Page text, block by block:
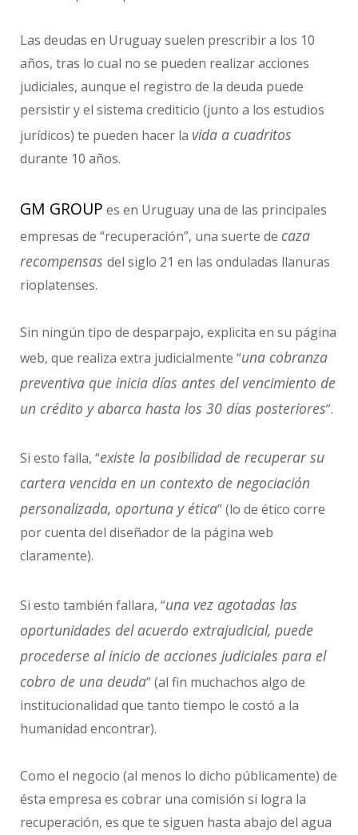
Las deudas en Uruguay suelen prescribir a los 10
años, tras lo cual no se pueden realizar acciones
judiciales, aunque el registro de la deuda puede
persistir y el sistema crediticio (junto a los estudios
jurídicos) te pueden hacer la vida a cuadritos
durante 10 años.
GM GROUP es en Uruguay una de las principales
empresas de “recuperación”, una suerte de caza
recompensas del siglo 21 en las onduladas llanuras
rioplatenses.
Sin ningún tipo de desparpajo, explicita en su página
web, que realiza extra judicialmente “una cobranza
preventiva que inicia días antes del vencimiento de
un crédito y abarca hasta los 30 días posteriores”.
Si esto falla, “existe la posibilidad de recuperar su
cartera vencida en un contexto de negociación
personalizada, oportuna y ética” (lo de ético corre
por cuenta del diseñador de la página web
claramente).
Si esto también fallara, “una vez agotadas las
oportunidades del acuerdo extrajudicial, puede
procederse al inicio de acciones judiciales para el
cobro de una deuda” (al fin muchachos algo de
institucionalidad que tanto tiempo le costó a la
humanidad encontrar).
Como el negocio (al menos lo dicho públicamente) de
ésta empresa es cobrar una comisión si logra la
recuperación, es que te siguen hasta abajo del agua